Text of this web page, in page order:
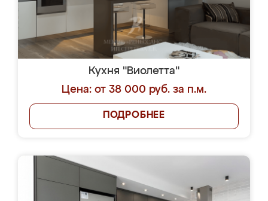
Кухня "Виолетта"
Цена: от 38 000 руб. за п.м.
ПОДРОБНЕЕ